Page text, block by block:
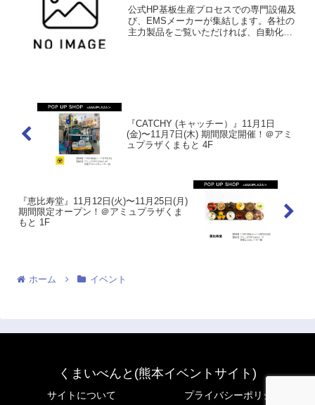
公式HP基板生産プロセスでの専門設備及
び、EMSメーカーが集結します。各社の
主力製品をご覧いただければ、自動化に
『CATCHY (キャッチー）』11月1日
(金)〜11月7日(木) 期間限定開催！＠アミ
ュプラザくまもと 4F
『恵比寿堂』11月12日(火)〜11月25日(月)
期間限定オープン！＠アミュプラザくま
もと 1F
ホーム イベント
くまいべんと(熊本イベントサイト)
サイトについて プライバシーポリシー